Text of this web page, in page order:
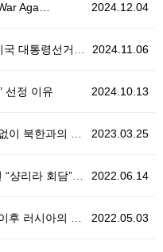
2024.12.04
Aga…
2024.11.06
령선거 승리선언
2024.10.13
선정 이유
2023.03.25
의 교전 위한 자…
2022.06.14
회담”(‘Shangr…
2022.05.03
시아의 뱀 섬